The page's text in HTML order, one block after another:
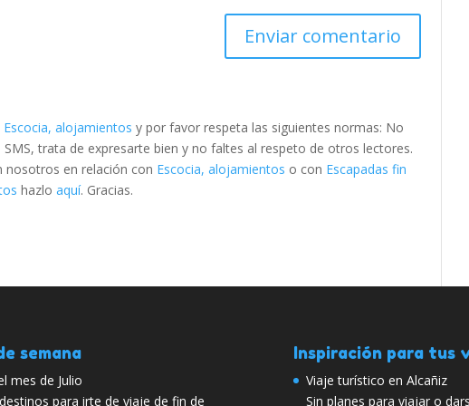
Escocia, alojamientos y por favor respeta las siguientes normas: No
trata de expresarte bien y no faltes al respeto de otros lectores.
nosotros en relación con Escocia, alojamientos o con Escapadas fin
hazloaquí. Gracias.
semana
mes de Julio
para irte de viaje de fin de
Inspiración para tus
Viaje turístico en Alcañiz
Sin planes para viajar o